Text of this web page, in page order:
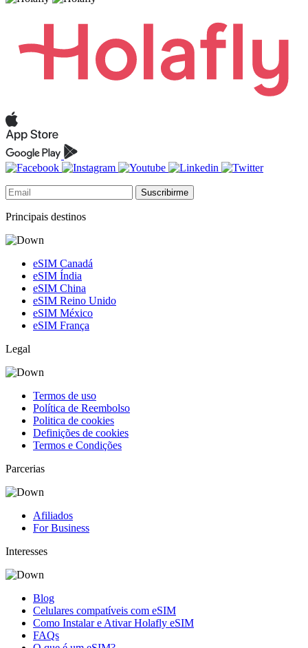
Suscribirme
Principais destinos
eSIM Canadá
eSIM Índia
eSIM China
eSIM Reino Unido
eSIM México
eSIM França
Legal
Termos de uso
Política de Reembolso
Politica de cookies
Definições de cookies
Termos e Condições
Parcerias
Afiliados
For Business
Interesses
Blog
Celulares compatíveis com eSIM
Como Instalar e Ativar Holafly eSIM
FAQs